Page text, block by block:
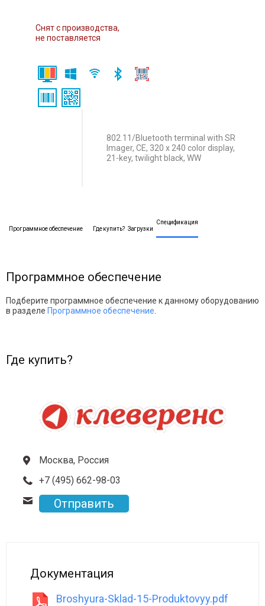
Снят с производства,
не поставляется
802.11/Bluetooth terminal with SR
Imager, CE, 320 x 240 color display,
21-key, twilight black, WW
Программное обеспечение Где купить? Загрузки
Спецификация
Программное обеспечение
Подберите программное обеспечение к данному оборудованию
в разделе Программное обеспечение
Где купить?
Москва, Россия
+7 (495) 662-98-03
Отправить
Документация
Broshyura-Sklad-15-Produktovyy.pdf